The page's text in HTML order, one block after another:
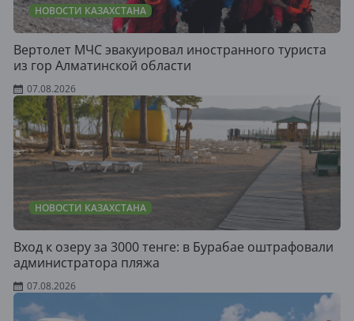
НОВОСТИ КАЗАХСТАНА
Вертолет МЧС эвакуировал иностранного туриста
из гор Алматинской области
07.08.2026
НОВОСТИ КАЗАХСТАНА
Вход к озеру за 3000 тенге: в Бурабае оштрафовали
администратора пляжа
07.08.2026